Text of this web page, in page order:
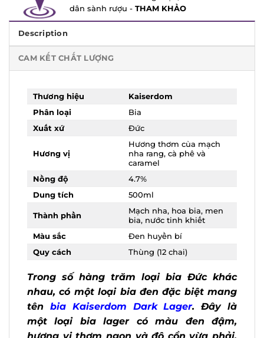
dân sành rượu -
THAM KHẢO
Description
CAM KẾT CHẤT LƯỢNG
Thương hiệu
Kaiserdom
Phân loại
Bia
Xuất xứ
Đức
Hương vị
Hương thơm của mạch
nha rang, cà phê và
caramel
Nồng độ
4.7%
Dung tích
500ml
Thành phần
Mạch nha, hoa bia, men
bia, nước tinh khiết
Màu sắc
Đen huyền bí
Quy cách
Thùng (12 chai)
Trong số hàng trăm loại bia Đức khác
nhau, có một loại bia đen đặc biệt
mang tênbia Kaiserdom Dark Lager
Đây là một loại bia lager có màu đen
đậm, hương vị thơm ngon và độ cồn